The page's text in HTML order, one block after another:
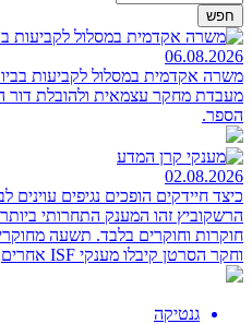
06.08.2026
משרה אקדמית במסלול לקביעות
מעבדת מחקר עצמאית ולהובלת דור
הספר.
02.08.2026
כיצד חיידקים הופכים נגיפים
הרשקוביץ
חוקרות וחוקרים בלבד. תשעה מחוקרי
וחקר הסרטן קיבלו מענקי ISF אחרים
גנטיקה